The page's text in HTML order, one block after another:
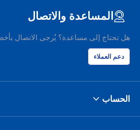
المساعدة والاتصال
هل تحتاج إلى مساعدة؟ يُرجى الاتصال
دعم العملاء
الحساب